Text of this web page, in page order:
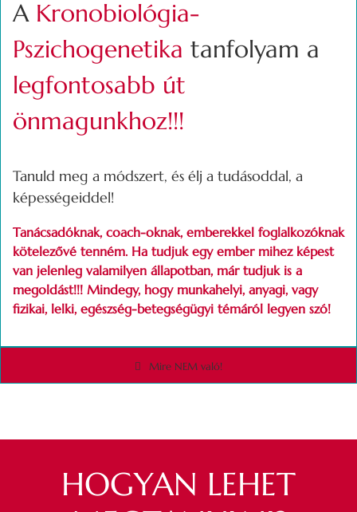
A Kronobiológia-
Pszichogenetika tanfolyam a
legfontosabb út
önmagunkhoz!!!
Tanuld meg a módszert, és élj a tudásoddal, a
képességeiddel!
Tanácsadóknak, coach-oknak, emberekkel foglalkozóknak
kötelezővé tenném. Ha tudjuk egy ember mihez képest
van jelenleg valamilyen állapotban, már tudjuk is a
megoldást!!! Mindegy, hogy munkahelyi, anyagi, vagy
fizikai, lelki, egészség-betegségügyi témáról legyen szó!
Mire NEM való!
HOGYAN LEHET